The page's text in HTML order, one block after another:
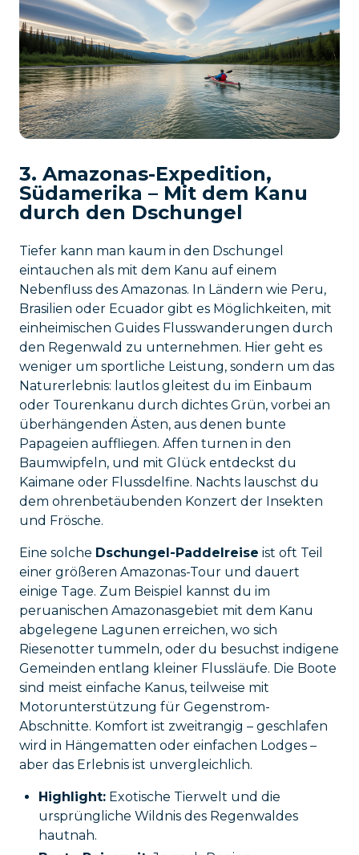
3. Amazonas-Expedition,
Südamerika – Mit dem Kanu
durch den Dschungel
Tiefer kann man kaum in den Dschungel
eintauchen als mit dem Kanu auf einem
Nebenfluss des Amazonas. In Ländern wie Peru,
Brasilien oder Ecuador gibt es Möglichkeiten, mit
einheimischen Guides Flusswanderungen durch
den Regenwald zu unternehmen. Hier geht es
weniger um sportliche Leistung, sondern um das
Naturerlebnis: lautlos gleitest du im Einbaum
oder Tourenkanu durch dichtes Grün, vorbei an
überhängenden Ästen, aus denen bunte
Papageien auffliegen. Affen turnen in den
Baumwipfeln, und mit Glück entdeckst du
Kaimane oder Flussdelfine. Nachts lauschst du
dem ohrenbetäubenden Konzert der Insekten
und Frösche.
Eine solche Dschungel-Paddelreise ist oft Teil
einer größeren Amazonas-Tour und dauert
einige Tage. Zum Beispiel kannst du im
peruanischen Amazonasgebiet mit dem Kanu
abgelegene Lagunen erreichen, wo sich
Riesenotter tummeln, oder du besuchst indigene
Gemeinden entlang kleiner Flussläufe. Die Boote
sind meist einfache Kanus, teilweise mit
Motorunterstützung für Gegenstrom-
Abschnitte. Komfort ist zweitrangig – geschlafen
wird in Hängematten oder einfachen Lodges –
aber das Erlebnis ist unvergleichlich.
Highlight: Exotische Tierwelt und die
ursprüngliche Wildnis des Regenwaldes
hautnah.